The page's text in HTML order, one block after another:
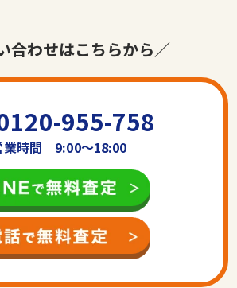
合わせはこちらから／
955-758
業時間 9:00〜18:00